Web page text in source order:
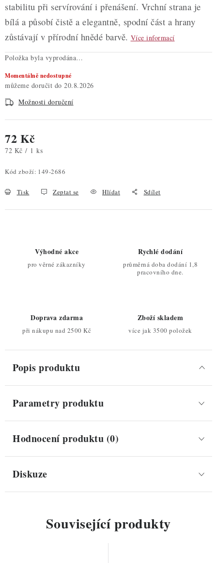
stabilitu při servírování i přenášení. Vrchní strana je
bílá a působí čistě a elegantně, spodní část a hrany
zůstávají v přírodní hnědé barvě. Více informací
Položka byla vyprodána…
Momentálně nedostupné
20.8.2026
Možnosti doručení
72 Kč
Měrná cena:
72 Kč / 1 ks
Kód zboží: 149-2686
Tisk Zeptat se Hlídat Sdílet
Výhodné akce
pro věrné zákazníky
Rychlé dodání
průměrná doba dodání 1,8
pracovního dne.
Doprava zdarma
při nákupu nad 2500 Kč
Zboží skladem
více jak 3500 položek
Popis produktu
Parametry produktu
Hodnocení produktu (0)
Diskuze
Související produkty